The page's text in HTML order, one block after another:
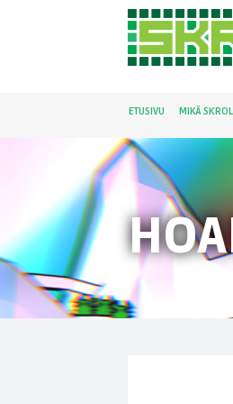
ETUSIVU MIKÄ